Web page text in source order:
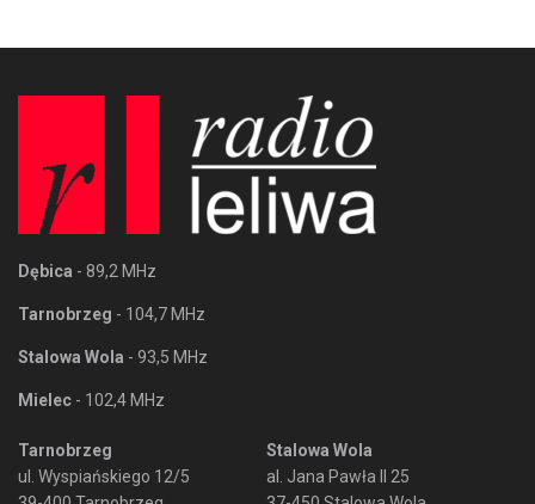
Dębica - 89,2 MHz
Tarnobrzeg - 104,7 MHz
Stalowa Wola - 93,5 MHz
Mielec - 102,4 MHz
Tarnobrzeg
ul. Wyspiańskiego 12/5
Stalowa Wola
al. Jana Pawła II 25